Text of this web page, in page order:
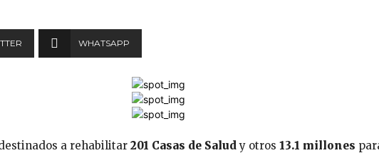
WHATSAPP
a rehabilitar 201 Casas de Saludy otros 13.1 millones